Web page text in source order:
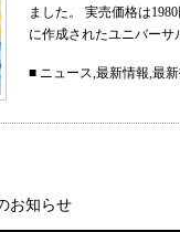
ました。 実売価格は
に作成されたユニバー
■ ニュース,最新情報,最
お知らせ